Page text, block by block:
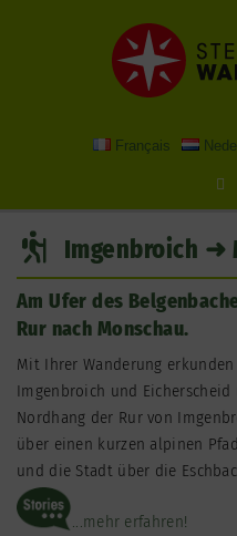
Français
Imgenbroich ➜
Am Ufer des
Rur nach Monschau.
Mit Ihrer Wanderung
Imgenbroich und
Nordhang der Rur von
über einen kurzen alpinen
und die Stadt über die
...mehr erfahren!